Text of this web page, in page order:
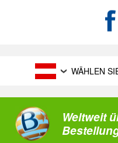
WÄHLEN
Weltweit